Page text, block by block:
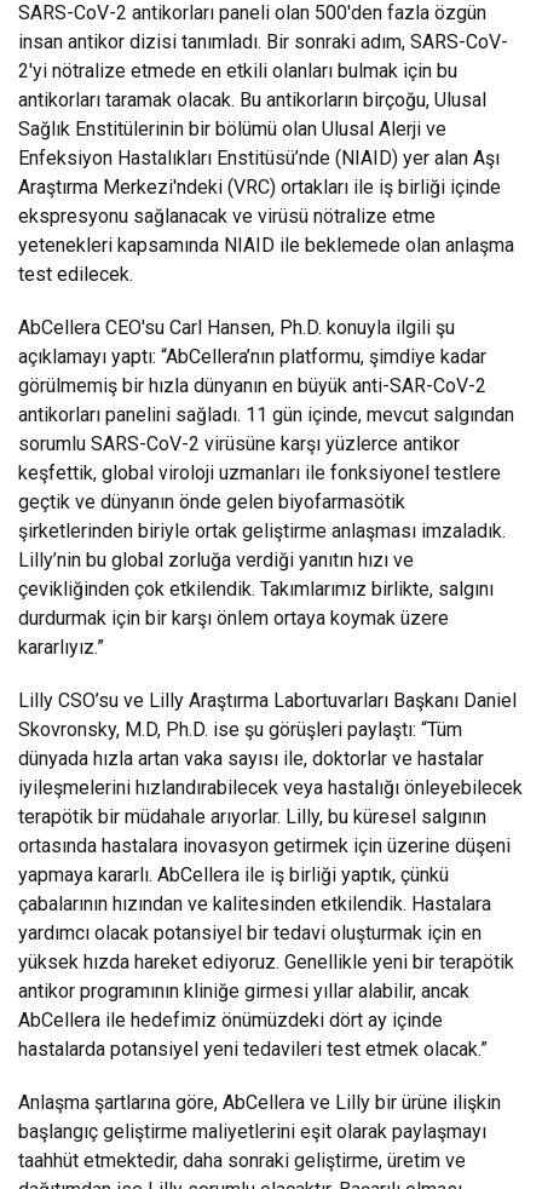
SARS-CoV-2 antikorları paneli olan 500'den fazla özgün
insan antikor dizisi tanımladı. Bir sonraki adım, SARS-CoV-
2'yi nötralize etmede en etkili olanları bulmak için bu
antikorları taramak olacak. Bu antikorların birçoğu, Ulusal
Sağlık Enstitülerinin bir bölümü olan Ulusal Alerji ve
Enfeksiyon Hastalıkları Enstitüsü’nde (NIAID) yer alan Aşı
Araştırma Merkezi'ndeki (VRC) ortakları ile iş birliği içinde
ekspresyonu sağlanacak ve virüsü nötralize etme
yetenekleri kapsamında NIAID ile beklemede olan anlaşma
test edilecek.
AbCellera CEO'su Carl Hansen, Ph.D. konuyla ilgili şu
açıklamayı yaptı: “AbCellera’nın platformu, şimdiye kadar
görülmemiş bir hızla dünyanın en büyük anti-SAR-CoV-2
antikorları panelini sağladı. 11 gün içinde, mevcut salgından
sorumlu SARS-CoV-2 virüsüne karşı yüzlerce antikor
keşfettik, global viroloji uzmanları ile fonksiyonel testlere
geçtik ve dünyanın önde gelen biyofarmasötik
şirketlerinden biriyle ortak geliştirme anlaşması imzaladık.
Lilly’nin bu global zorluğa verdiği yanıtın hızı ve
çevikliğinden çok etkilendik. Takımlarımız birlikte, salgını
durdurmak için bir karşı önlem ortaya koymak üzere
kararlıyız.”
Lilly CSO’su ve Lilly Araştırma Labortuvarları Başkanı Daniel
Skovronsky, M.D, Ph.D. ise şu görüşleri paylaştı: “Tüm
dünyada hızla artan vaka sayısı ile, doktorlar ve hastalar
iyileşmelerini hızlandırabilecek veya hastalığı önleyebilecek
terapötik bir müdahale arıyorlar. Lilly, bu küresel salgının
ortasında hastalara inovasyon getirmek için üzerine düşeni
yapmaya kararlı. AbCellera ile iş birliği yaptık, çünkü
çabalarının hızından ve kalitesinden etkilendik. Hastalara
yardımcı olacak potansiyel bir tedavi oluşturmak için en
yüksek hızda hareket ediyoruz. Genellikle yeni bir terapötik
antikor programının kliniğe girmesi yıllar alabilir, ancak
AbCellera ile hedefimiz önümüzdeki dört ay içinde
hastalarda potansiyel yeni tedavileri test etmek olacak.”
Anlaşma şartlarına göre, AbCellera ve Lilly bir ürüne ilişkin
başlangıç ​​geliştirme maliyetlerini eşit olarak paylaşmayı
taahhüt etmektedir, daha sonraki geliştirme, üretim ve